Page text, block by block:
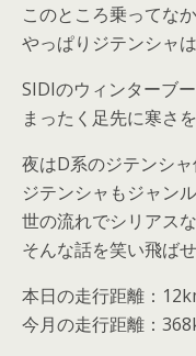
このところ乗ってな
やっぱりジテンシャは
SIDIのウィンターブ
まったく足先に寒さ
夜はD系のジテンシャ
ジテンシャもジャン
世の流れでシリアス
そんな話を笑い飛ば
本日の走行距離：
今月の走行距離：